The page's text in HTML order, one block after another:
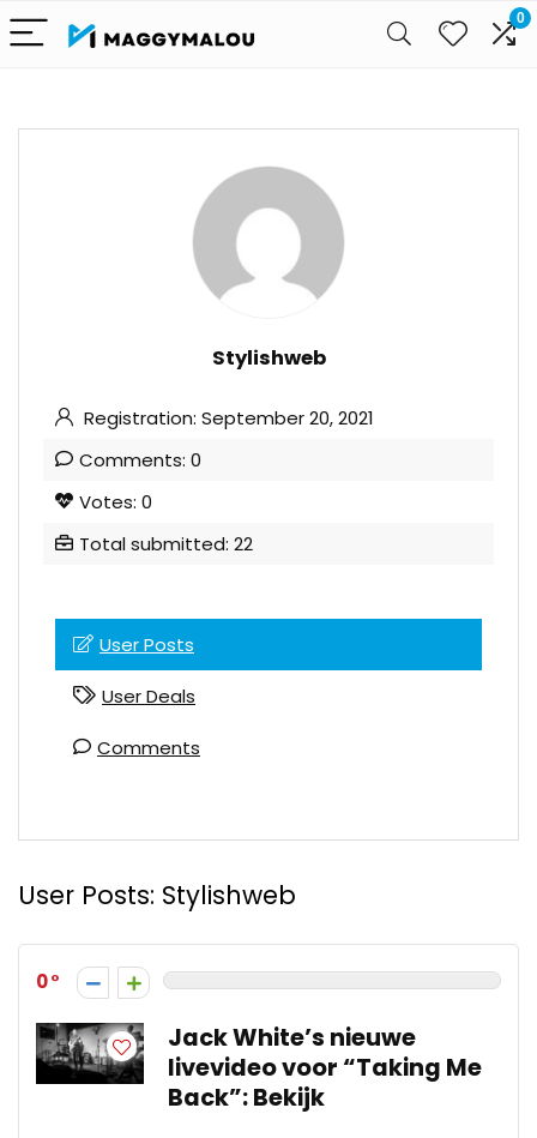
0
Stylishweb
Registration: September 20, 2021
Comments: 0
Votes: 0
Total submitted: 22
User Posts
User Deals
Comments
User Posts: Stylishweb
0
Jack White’s nieuwe
livevideo voor “Taking Me
Back”: Bekijk